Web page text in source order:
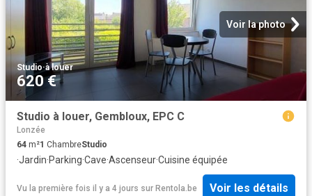
Voir la photo
Studio·à louer
620 €
Studio à louer, Gembloux, EPC C
Lonzée
64 m²1 ChambreStudio
·Jardin·Parking·Cave·Ascenseur·Cuisine équipée
Vu la première fois il y a 4 jours sur Rentola.be Voir les détails